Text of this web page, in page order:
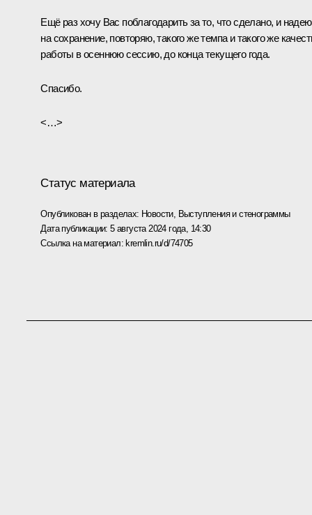
Ещё раз хочу Вас поблагодарить за то, что сделано, и
на сохранение, повторяю, такого же темпа и такого же
работы в осеннюю сессию, до конца текущего года.
Спасибо.
<…>
Статус материала
Опубликован в разделах: Новости, Выступления и стенограммы
Дата публикации:5 августа 2024 года, 14:30
Ссылка на материал: kremlin.ru/d/74705